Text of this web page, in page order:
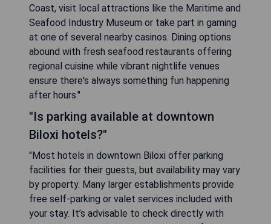
Coast, visit local attractions like the Maritime and
Seafood Industry Museum or take part in gaming
at one of several nearby casinos. Dining options
abound with fresh seafood restaurants offering
regional cuisine while vibrant nightlife venues
ensure there's always something fun happening
after hours."
"Is parking available at downtown
Biloxi hotels?"
"Most hotels in downtown Biloxi offer parking
facilities for their guests, but availability may vary
by property. Many larger establishments provide
free self-parking or valet services included with
your stay. It’s advisable to check directly with